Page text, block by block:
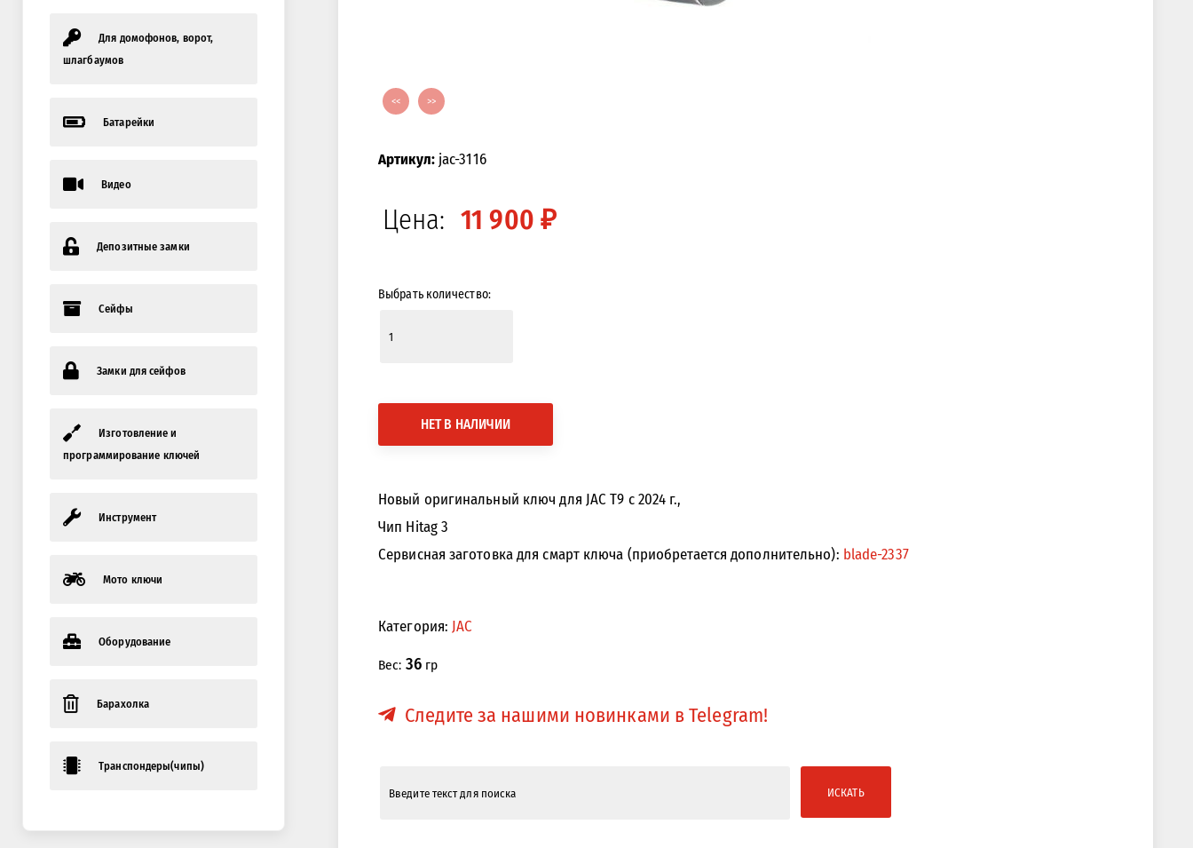
Для домофонов, ворот,
шлагбаумов
Батарейки
Видео
Депозитные замки
Сейфы
Замки для сейфов
Изготовление и
программирование ключей
Инструмент
Мото ключи
Оборудование
Барахолка
Транспондеры(чипы)
<< >>
Артикул:jac-3116
Цена: 11 900 ₽
Выбрать количество:
НЕТ В НАЛИЧИИ
Новый оригинальный ключ для JAC T9 с 2024 г.,
Чип Hitag 3
Сервисная заготовка для смарт ключа (приобретается дополнительно): blade-2337
Категория: JAC
Вес: 36гр
Следите за нашими новинками в Telegram!
ИСКАТЬ